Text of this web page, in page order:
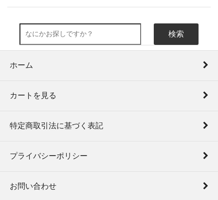
検索
ホーム
カートを見る
特定商取引法に基づく表記
プライバシーポリシー
お問い合わせ